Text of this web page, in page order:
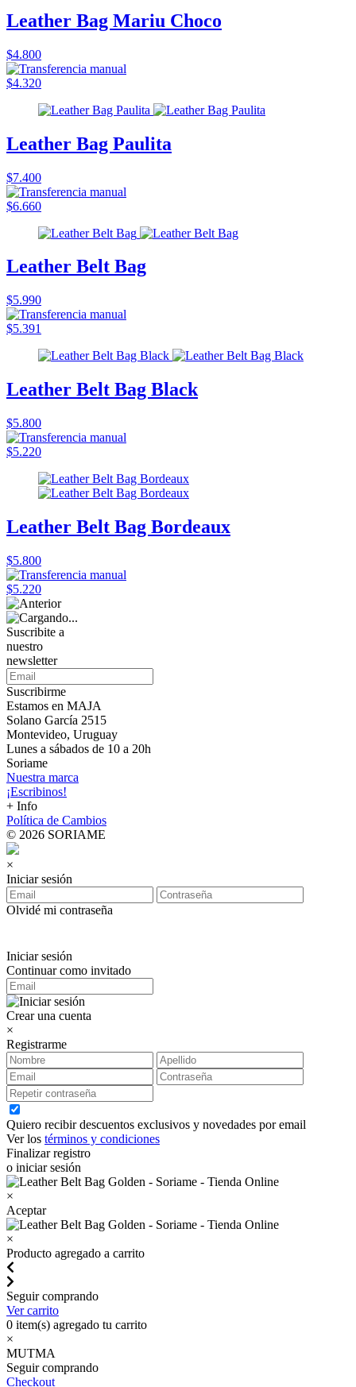
Leather Bag Mariu Choco
$4.800
$4.320
Leather Bag Paulita
$7.400
$6.660
Leather Belt Bag
$5.990
$5.391
Leather Belt Bag Black
$5.800
$5.220
Leather Belt Bag Bordeaux
$5.800
$5.220
Suscribite a
nuestro
newsletter
Suscribirme
Estamos en MAJA
Solano García 2515
Montevideo, Uruguay
Lunes a sábados de 10 a 20h
Soriame
Nuestra marca
¡Escribinos!
+ Info
Política de Cambios
© 2026 SORIAME
×
Iniciar sesión
Olvidé mi contraseña
Iniciar sesión
Continuar como invitado
Crear una cuenta
×
Registrarme
Quiero recibir descuentos exclusivos y novedades por email
Ver los términos y condiciones
Finalizar registro
o iniciar sesión
×
Aceptar
×
Producto agregado a carrito
Seguir comprando
Ver carrito
0 item(s) agregado tu carrito
×
MUTMA
Seguir comprando
Checkout